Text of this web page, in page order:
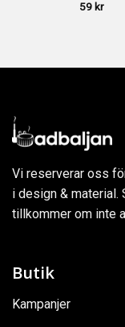
59 kr
Vi reserverar oss
i design & material.
tillkommer om inte
Butik
Kampanjer